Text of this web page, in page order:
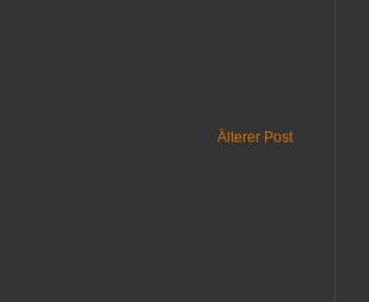
Älterer Post